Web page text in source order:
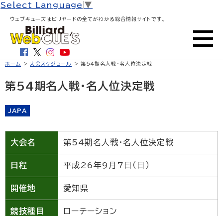
Select Language ▼
ウェブキューズはビリヤードの全てがわかる総合情報サイトです。
ホーム > 大会スケジュール > 第54期名人戦・名人位決定戦
第54期名人戦・名人位決定戦
JAPA
大会名 第54期名人戦・名人位決定戦
日程 平成26年9月7日（日）
開催地 愛知県
競技種目 ローテーション